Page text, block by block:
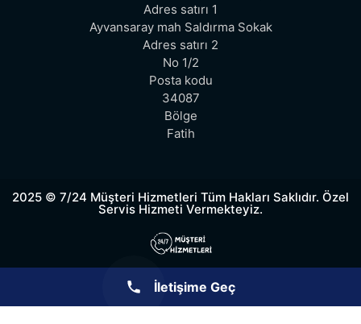
Adres satırı 1
Ayvansaray mah Saldırma Sokak
Adres satırı 2
No 1/2
Posta kodu
34087
Bölge
Fatih
2025 © 7/24 Müşteri Hizmetleri Tüm Hakları Saklıdır. Özel
Servis Hizmeti Vermekteyiz.
İletişime Geç